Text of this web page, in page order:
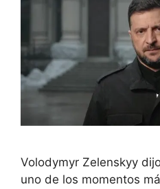
Volodymyr Zelenskyy
uno de los momentos